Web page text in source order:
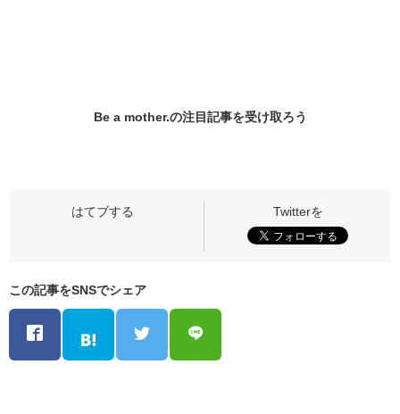
Be a mother.の注目記事を受け取ろう
この記事をSNSでシェア